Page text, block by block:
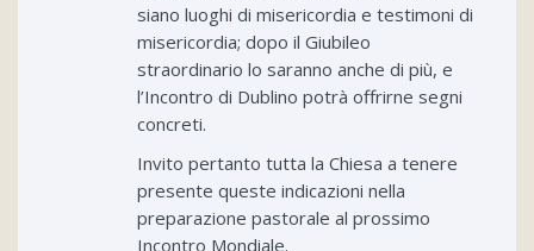
siano luoghi di misericordia e testimoni di
misericordia; dopo il Giubileo
straordinario lo saranno anche di più, e
l’Incontro di Dublino potrà offrirne segni
concreti.
Invito pertanto tutta la Chiesa a tenere
presente queste indicazioni nella
preparazione pastorale al prossimo
Incontro Mondiale.